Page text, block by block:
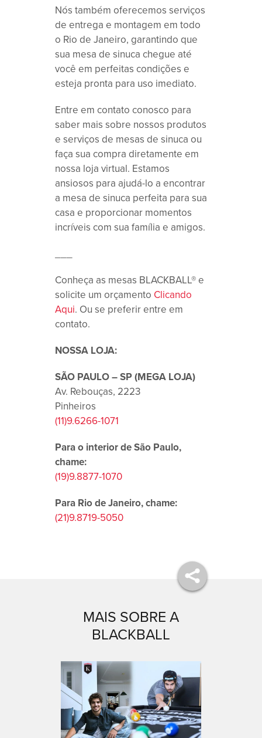
Nós também oferecemos serviços
de entrega e montagem em todo
o Rio de Janeiro, garantindo que
sua mesa de sinuca chegue até
você em perfeitas condições e
esteja pronta para uso imediato.
Entre em contato conosco para
saber mais sobre nossos produtos
e serviços de mesas de sinuca ou
faça sua compra diretamente em
nossa loja virtual. Estamos
ansiosos para ajudá-lo a encontrar
a mesa de sinuca perfeita para sua
casa e proporcionar momentos
incríveis com sua família e amigos.
Conheça as mesas BLACKBALL® e
solicite um orçamento Clicando
Aqui. Ou se preferir entre em
contato.
NOSSA LOJA:
SÃO PAULO – SP (MEGA LOJA)
Av. Rebouças, 2223
Pinheiros
(11)9.6266-1071
Para o interior de São Paulo,
chame:
(19)9.8877-1070
Para Rio de Janeiro, chame:
(21)9.8719-5050
MAIS SOBRE A
BLACKBALL